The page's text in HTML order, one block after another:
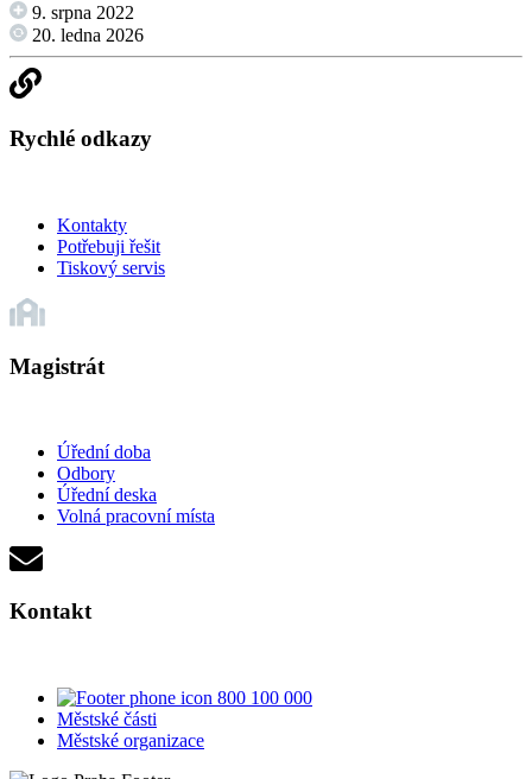
9. srpna 2022
20. ledna 2026
Rychlé odkazy
Kontakty
Potřebuji řešit
Tiskový servis
Magistrát
Úřední doba
Odbory
Úřední deska
Volná pracovní místa
Kontakt
800 100 000
Městské části
Městské organizace